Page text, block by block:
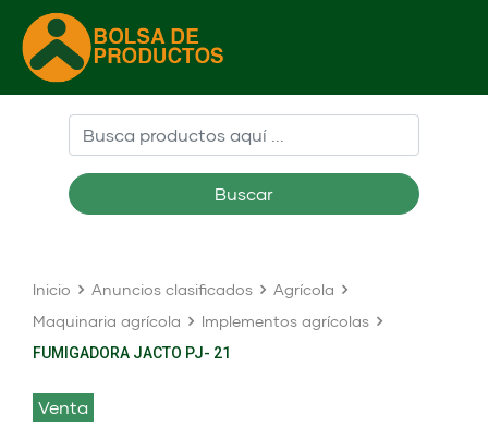
Buscar
Inicio Anuncios clasificados
Agrícola
Maquinaria agrícola
Implementos agrícolas
FUMIGADORA JACTO PJ- 21
venta